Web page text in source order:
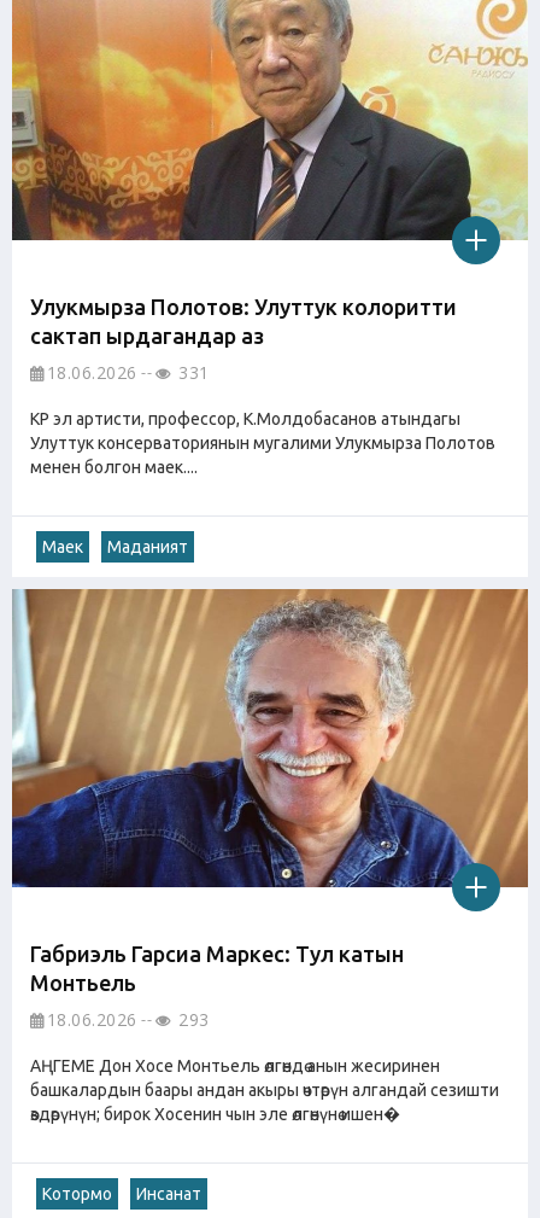
Улукмырза Полотов: Улуттук колоритти
сактап ырдагандар аз
18.06.2026 331
КР эл артисти, профессор, К.Молдобасанов атындагы
Улуттук консерваториянын мугалими Улукмырза Полотов
менен болгон маек....
Маек Маданият
Габриэль Гарсиа Маркес: Тул катын
Монтьель
18.06.2026 293
АҢГЕМЕ Дон Хосе Монтьель өлгөндө анын жесиринен
башкалардын баары андан акыры өчтөрүн алгандай сезишти
өздөрүнүн; бирок Хосенин чын эле өлгөнүнө ишен�
Котормо Инсанат